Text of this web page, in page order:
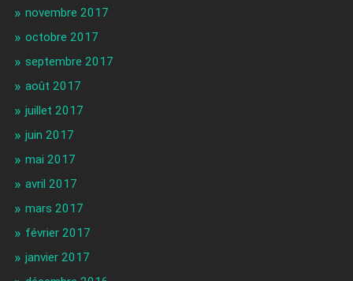
novembre 2017
octobre 2017
septembre 2017
août 2017
juillet 2017
juin 2017
mai 2017
avril 2017
mars 2017
février 2017
janvier 2017